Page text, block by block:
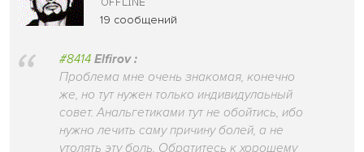
19 сообщений
#8414 Elfirov :
Проблема мне очень знакомая, конечно
же, но тут нужен только индивидулаьный
совет. Анальгетиками тут не обойтись, ибо
нужно лечить саму причину болей, а не
утолять эту боль. Обратитесь к хорошему